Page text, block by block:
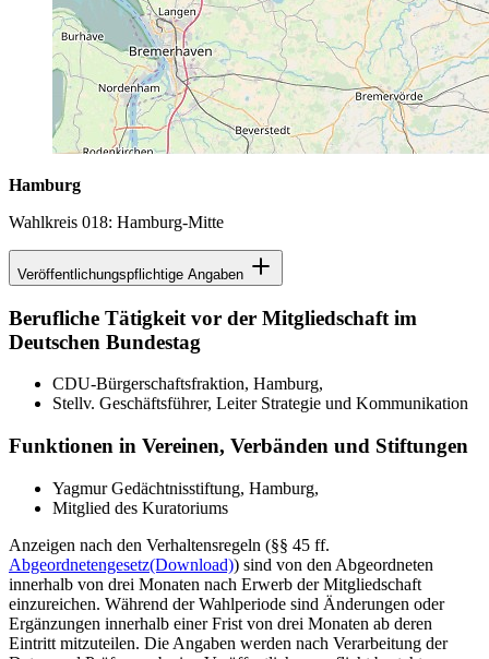
Hamburg
Wahlkreis 018: Hamburg-Mitte
Veröffentlichungspflichtige Angaben
Berufliche Tätigkeit vor der Mitgliedschaft im
Deutschen Bundestag
CDU-Bürgerschaftsfraktion, Hamburg,
Stellv. Geschäftsführer, Leiter Strategie und Kommunikation
Funktionen in Vereinen, Verbänden und Stiftungen
Yagmur Gedächtnisstiftung, Hamburg,
Mitglied des Kuratoriums
Anzeigen nach den Verhaltensregeln (§§ 45 ff.
Abgeordnetengesetz(Download)) sind von den Abgeordneten
innerhalb von drei Monaten nach Erwerb der Mitgliedschaft
einzureichen. Während der Wahlperiode sind Änderungen oder
Ergänzungen innerhalb einer Frist von drei Monaten ab deren
Eintritt mitzuteilen. Die Angaben werden nach Verarbeitung der